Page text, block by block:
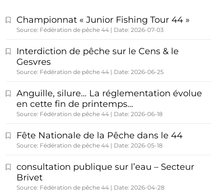
Championnat « Junior Fishing Tour 44 »
Source: Fédération de pêche 44 Date: 2026-07-03
Interdiction de pêche sur le Cens & le
Gesvres
Source: Fédération de pêche 44 Date: 2026-06-25
Anguille, silure… La réglementation évolue
en cette fin de printemps…
Source: Fédération de pêche 44 Date: 2026-06-18
Fête Nationale de la Pêche dans le 44
Source: Fédération de pêche 44 Date: 2026-05-18
consultation publique sur l’eau – Secteur
Brivet
Source: Fédération de pêche 44 Date: 2026-04-28